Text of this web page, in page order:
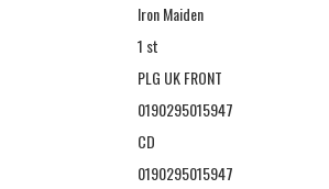
Iron Maiden
1 st
PLG UK FRONT
0190295015947
CD
0190295015947